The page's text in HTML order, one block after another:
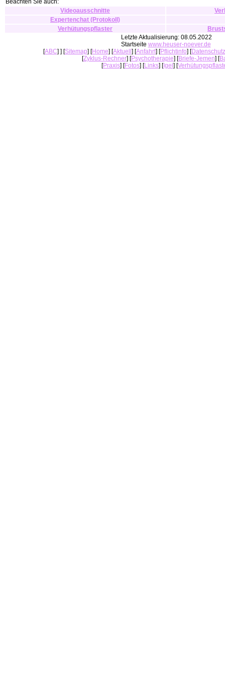
Beachten Sie auch:
Videoausschnitte
Expertenchat (Protokoll)
Verhütungspflaster
Letzte Aktualisierung: 08.05.2022
Startseite www.heuser-noever.de
[ABC] ] [Sitemap] [Home] [Aktuell ] [Anfahrt] [Pflichtinfo] [Datenschutz
[Zyklus-Rechner] [Psychotherapie] [Briefe-Jemen] [
[Praxis] [Fotos] [Links] [Igel ] [